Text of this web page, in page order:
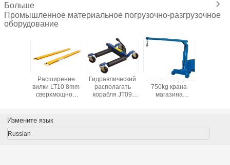
Больше
Промышленное материальное погрузочно-разгрузочное
оборудование
Расширение
вилки LT10 8mm
сверхмощное
Гидравлический
располагать
корабля JT09
домкратом
Емкость загрузки
750kg крана
магазина
Измените язык
Russian